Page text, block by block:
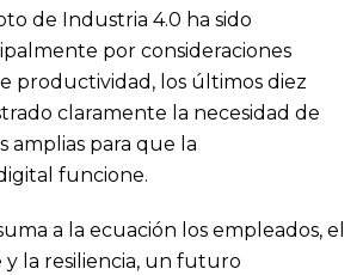
de Industria 4.0 ha sido
por consideraciones
productividad, los últimos diez
claramente la necesidad de
amplias para que la
funcione.
a la ecuación los empleados, el
la resiliencia, un futuro